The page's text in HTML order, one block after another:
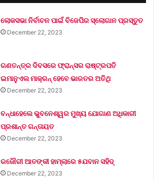
ଲୋକସଭା ନିର୍ବାଚନ ପାଇଁ ବିଜେପିର ସ୍ଲୋଗାନ ପ୍ରସ୍ତୁତ
December 22, 2023
ଗଣତନ୍ତ୍ର ଦିବସରେ ଫ୍ରାନ୍ସର ରାଷ୍ଟ୍ରପତି
ଇମାନୁଏଲ ମାକ୍ରନ୍‌ ହେବେ ଭାରତର ଅତିଥି
December 22, 2023
ବନ୍ଧାହେଲେ ଭୁବନେଶ୍ୱର ମୁଖ୍ୟ ଯୋଗାଣ ଅଧିକାରୀ
ପ୍ରଶାନ୍ତ ଗନ୍ତାୟତ
December 22, 2023
ରଜୌରୀ ଆତଙ୍କୀ ହାମ୍‌ଲାରେ ୫ଯବାନ ସହିଦ୍
December 22, 2023